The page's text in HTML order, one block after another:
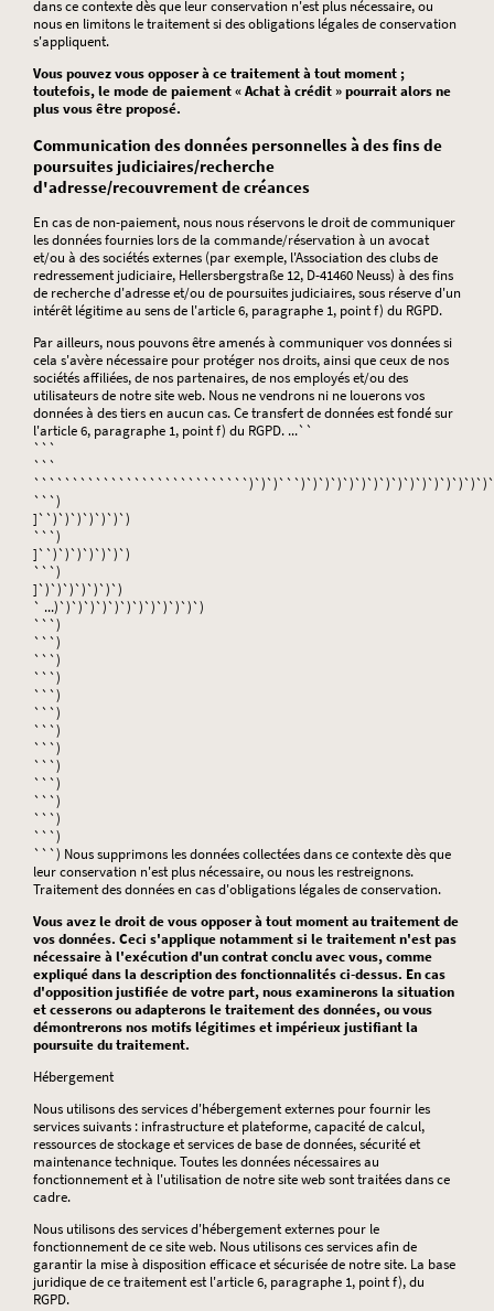
dans ce contexte dès que leur conservation n'est plus nécessaire, ou
nous en limitons le traitement si des obligations légales de conservation
s'appliquent.
Vous pouvez vous opposer à ce traitement à tout moment ;
toutefois, le mode de paiement « Achat à crédit » pourrait alors ne
plus vous être proposé.
Communication des données personnelles à des fins de
poursuites judiciaires/recherche
d'adresse/recouvrement de créances
En cas de non-paiement, nous nous réservons le droit de communiquer
les données fournies lors de la commande/réservation à un avocat
et/ou à des sociétés externes (par exemple, l'Association des clubs de
redressement judiciaire, Hellersbergstraße 12, D-41460 Neuss) à des fins
de recherche d'adresse et/ou de poursuites judiciaires, sous réserve d'un
intérêt légitime au sens de l'article 6, paragraphe 1, point f) du RGPD.
Par ailleurs, nous pouvons être amenés à communiquer vos données si
cela s'avère nécessaire pour protéger nos droits, ainsi que ceux de nos
sociétés affiliées, de nos partenaires, de nos employés et/ou des
utilisateurs de notre site web. Nous ne vendrons ni ne louerons vos
données à des tiers en aucun cas. Ce transfert de données est fondé sur
l'article 6, paragraphe 1, point f) du RGPD. ...``
```
```
```)
]``)`)`)`)`)`)`)
```)
]``)`)`)`)`)`)`)
```)
]`)`)`)`)`)`)`)
` ...)`)`)`)`)`)`)`)`)`)`)`)`)
```)
```)
```)
```)
```)
```)
```)
```)
```)
```)
```)
```)
```)
```) Nous supprimons les données collectées dans ce contexte dès que
leur conservation n'est plus nécessaire, ou nous les restreignons.
Traitement des données en cas d'obligations légales de conservation.
Vous avez le droit de vous opposer à tout moment au traitement de
vos données. Ceci s'applique notamment si le traitement n'est pas
nécessaire à l'exécution d'un contrat conclu avec vous, comme
expliqué dans la description des fonctionnalités ci-dessus. En cas
d'opposition justifiée de votre part, nous examinerons la situation
et cesserons ou adapterons le traitement des données, ou vous
démontrerons nos motifs légitimes et impérieux justifiant la
poursuite du traitement.
Hébergement
Nous utilisons des services d'hébergement externes pour fournir les
services suivants : infrastructure et plateforme, capacité de calcul,
ressources de stockage et services de base de données, sécurité et
maintenance technique. Toutes les données nécessaires au
fonctionnement et à l'utilisation de notre site web sont traitées dans ce
cadre.
Nous utilisons des services d'hébergement externes pour le
fonctionnement de ce site web. Nous utilisons ces services afin de
garantir la mise à disposition efficace et sécurisée de notre site. La base
juridique de ce traitement est l'article 6, paragraphe 1, point f), du
RGPD.